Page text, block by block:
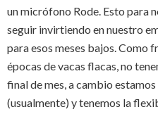
un micrófono Rode. Esto para
seguir invirtiendo en nuestro
para esos meses bajos. Como
épocas de vacas flacas, no
final de mes, a cambio
(usualmente) y tenemos la